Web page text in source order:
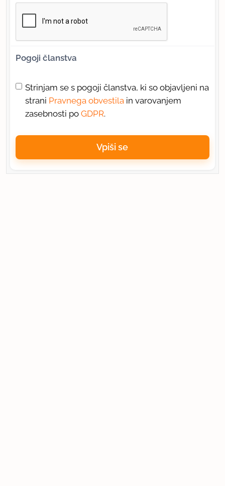
Pogoji članstva
Strinjam se s pogoji članstva, ki so objavljeni na
strani
Pravnega obvestilain varovanjem
zasebnosti po GDPR.